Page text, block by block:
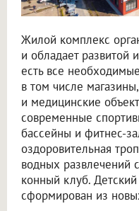
Жилой комплекс
и обладает развитой
есть все
в том числе
и медицинские
современные
бассейны и фитнес-
оздоровительная
водных развлечений
конный клуб.
сформирован из